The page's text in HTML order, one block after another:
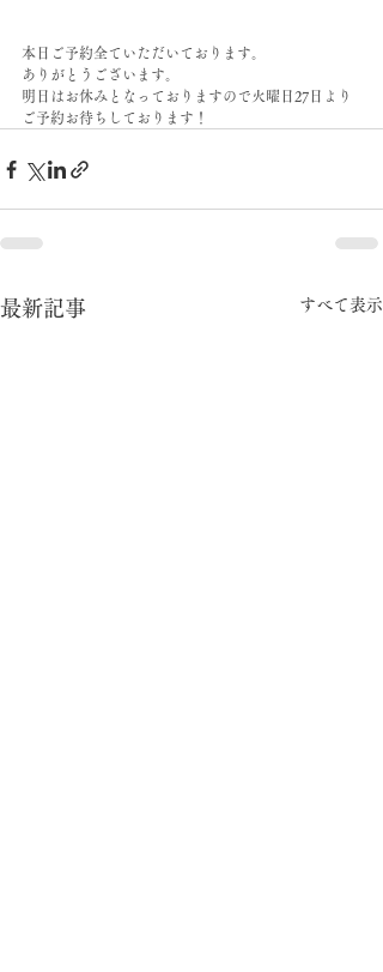
本日ご予約全ていただいております。
ありがとうございます。
明日はお休みとなっておりますので火曜日27日より
ご予約お待ちしております！
最新記事 すべて表示